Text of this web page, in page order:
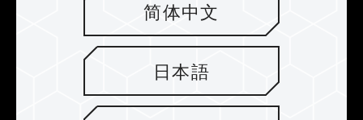
(A2) y presenta una velocidad de
lectura/escritura aleatoria de alta velocidad y
operaciones superiores de entrada/salida por
segundo (IOPS). Además, permite un acceso sin
esfuerzo a todo tipo de aplicaciones de gran
tamaño en dispositivos móviles y viene con
简体中文
日本語